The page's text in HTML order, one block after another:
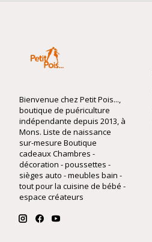
Bienvenue chez Petit Pois...,
boutique de puériculture
indépendante depuis 2013, à
Mons. Liste de naissance
sur-mesure Boutique
cadeaux Chambres -
décoration - poussettes -
sièges auto - meubles bain -
tout pour la cuisine de bébé -
espace créateurs